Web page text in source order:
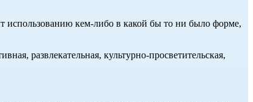
использованию кем-либо в какой бы то ни было форме,
развлекательная, культурно-просветительская,